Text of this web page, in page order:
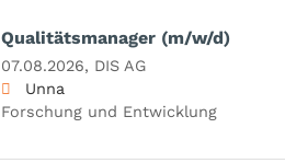
Qualitätsmanager (m/w/d)
07.08.2026, DIS AG
Unna
Forschung und Entwicklung